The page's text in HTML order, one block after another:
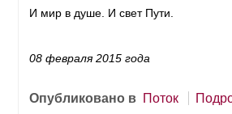
И мир в душе. И свет Пути.
08 февраля 2015 года
Опубликовано в Поток